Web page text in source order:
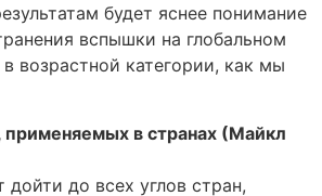
будет яснее понимание
вспышки на глобальном
возрастной категории, как мы
применяемых в странах (Майкл
до всех углов стран,